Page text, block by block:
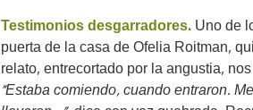
Testimonios desgarradores. Uno de
puerta de la casa de Ofelia Roitman,
relato, entrecortado por la angustia,
"Estaba comiendo, cuando entraron.